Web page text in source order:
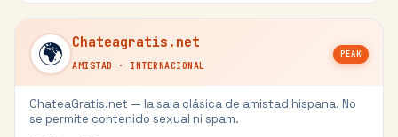
🌍 Chateagratis.net
AMISTAD · INTERNACIONAL
PEAK
ChateaGratis.net — la sala clásica de amistad hispana. No
se permite contenido sexual ni spam.